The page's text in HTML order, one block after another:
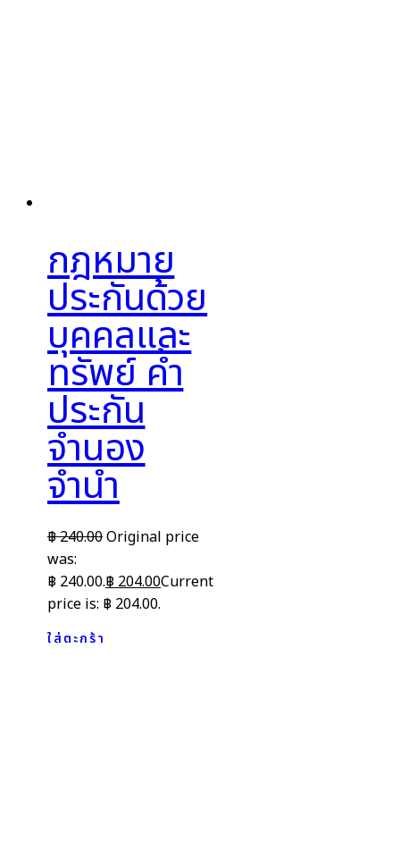
กฎหมาย
ประกันด้วย
บุคคลและ
ทรัพย์ ค้ำ
ประกัน
จำนอง
จำนำ
฿240.00Original price
was:
฿ 240.00.฿204.00Current
price is: ฿ 204.00.
ใส่ตะกร้า